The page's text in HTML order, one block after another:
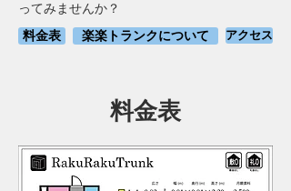
ってみませんか？
料金表 楽楽トランクについて アクセス
料金表